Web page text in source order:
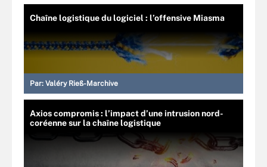
Chaîne logistique du logiciel : l’offensive Miasma
Par: Valéry Rieß-Marchive
Axios compromis : l’impact d’une intrusion nord-
coréenne sur la chaîne logistique